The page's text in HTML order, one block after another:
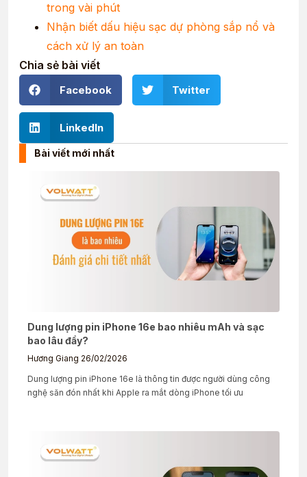
trong vài phút
Nhận biết dấu hiệu sạc dự phòng sắp nổ và
cách xử lý an toàn
Chia sẻ bài viết
Facebook Twitter
LinkedIn
Bài viết mới nhất
Dung lượng pin iPhone 16e bao nhiêu mAh và sạc
bao lâu đầy?
Hương Giang 26/02/2026
Dung lượng pin iPhone 16e là thông tin được người dùng công
nghệ săn đón nhất khi Apple ra mắt dòng iPhone tối ưu